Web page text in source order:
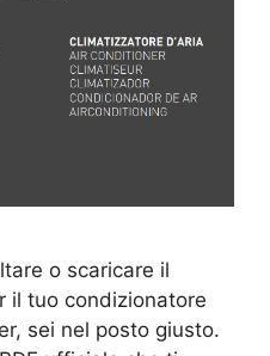
o scaricare il
il tuo condizionatore
sei nel posto giusto.